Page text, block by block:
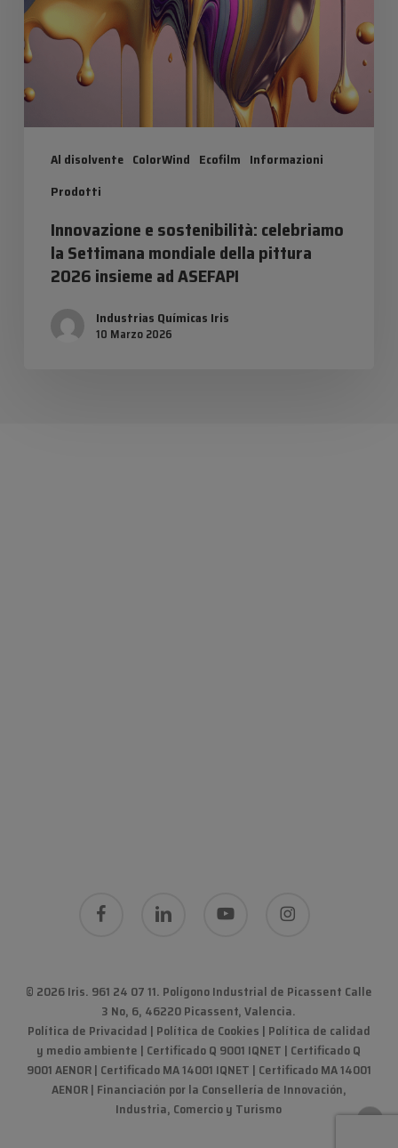
Al disolvente ColorWind Ecofilm Informazioni
Prodotti
la
Settimana
mondiale
della
pittura
2026
insieme
ASEFAPI
Innovazione e sostenibilità: celebriamo
la Settimana mondiale della pittura
2026 insieme ad ASEFAPI
Industrias Químicas Iris
10 Marzo 2026
facebook linkedin instagram
© 2026 Iris. 961 24 07 11. Polígono Industrial de Picassent Calle
3 No, 6, 46220 Picassent, Valencia.
Política de Privacidad | Política de Cookies | Política de calidad
y medio ambiente | Certificado Q 9001 IQNET | Certificado Q
9001 AENOR | Certificado MA 14001 IQNET | Certificado MA 14001
AENOR| Financiación por la Consellería de Innovación,
Industria, Comercio y Turismo